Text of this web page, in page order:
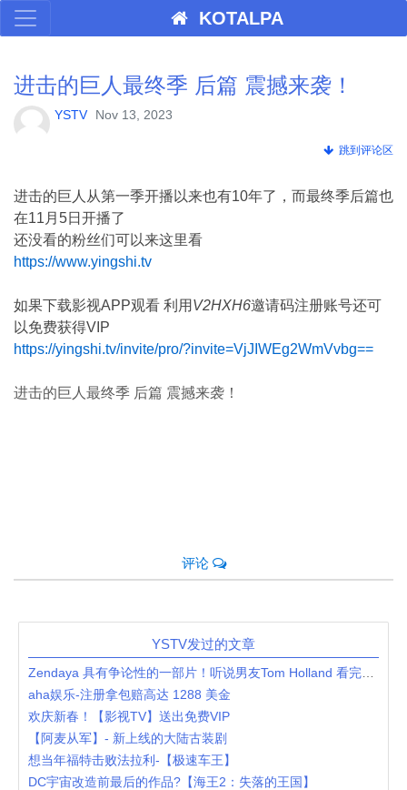
KOTALPA
进击的巨人最终季 后篇 震撼来袭！
YSTV Nov 13, 2023
跳到评论区
进击的巨人从第一季开播以来也有10年了，而最终季后篇也
在11月5日开播了
还没看的粉丝们可以来这里看
https://www.yingshi.tv
如果下载影视APP观看 利用 V2HXH6邀请码注册账号还可
以免费获得VIP
https://yingshi.tv/invite/pro/?invite=VjJIWEg2WmVvbg==
进击的巨人最终季 后篇 震撼来袭！
评论
YSTV发过的文章
aha娱乐-注册拿包赔高达 1288 美金
欢庆新春！【影视TV】送出免费VIP
【阿麦从军】- 新上线的大陆古装剧
想当年福特击败法拉利-【极速车王】
DC宇宙改造前最后的作品?【海王2：失落的王国】